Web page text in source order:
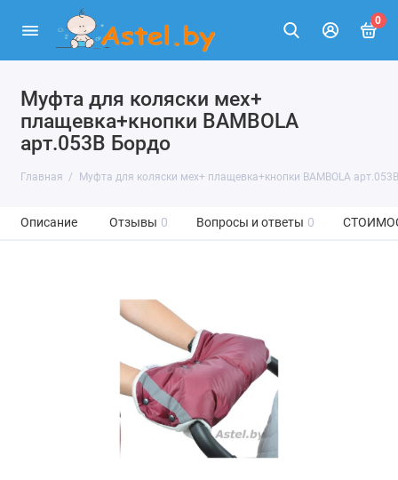
0
Муфта для коляски мех+
плащевка+кнопки BAMBOLA
арт.053В Бордо
Главная Муфта для коляски мех+ плащевка+кнопки BAMBOLA
Описание Отзывы 0 Вопросы и ответы 0